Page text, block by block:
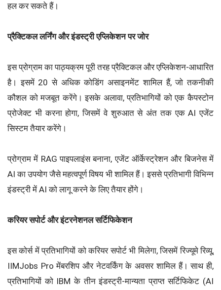
हल कर सकते हैं।
प्रैक्टिकल लर्निंग और इंडस्ट्री एप्लिकेशन पर जोर
इस प्रोग्राम का पाठ्यक्रम पूरी तरह प्रैक्टिकल और एप्लिकेशन-आधारित
है। इसमें 20 से अधिक कोडिंग असाइनमेंट शामिल हैं, जो तकनीकी
कौशल को मजबूत करेंगे। इसके अलावा, प्रतिभागियों को एक कैपस्टोन
प्रोजेक्ट भी करना होगा, जिसमें वे शुरुआत से अंत तक एक AI एजेंट
सिस्टम तैयार करेंगे।
प्रोग्राम में RAG पाइपलाइंस बनाना, एजेंट ऑर्केस्ट्रेशन और बिजनेस में
AI का उपयोग जैसे महत्वपूर्ण विषय भी शामिल हैं। इससे प्रतिभागी विभिन्न
इंडस्ट्री में AI को लागू करने के लिए तैयार होंगे।
करियर सपोर्ट और इंटरनेशनल सर्टिफिकेशन
इस कोर्स में प्रतिभागियों को करियर सपोर्ट भी मिलेगा, जिसमें रिज्यूमे रिव्यू,
IIMJobs Pro मेंबरशिप और नेटवर्किंग के अवसर शामिल हैं। साथ ही,
प्रतिभागियों को IBM के तीन इंडस्ट्री-मान्यता प्राप्त सर्टिफिकेट (AI